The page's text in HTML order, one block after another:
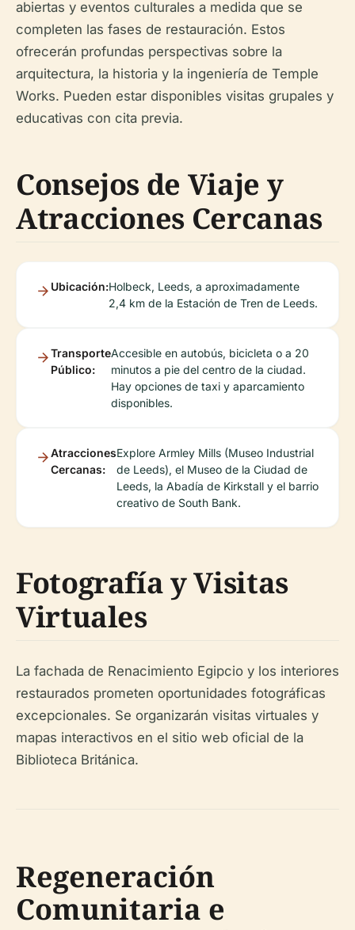
abiertas y eventos culturales a medida que se
completen las fases de restauración. Estos
ofrecerán profundas perspectivas sobre la
arquitectura, la historia y la ingeniería de Temple
Works. Pueden estar disponibles visitas grupales y
educativas con cita previa.
Consejos de Viaje y
Atracciones Cercanas
Ubicación:Holbeck, Leeds, a aproximadamente
2,4 km de la Estación de Tren de Leeds.
Transporte
Público:
Accesible en autobús, bicicleta o a 20
minutos a pie del centro de la ciudad.
Hay opciones de taxi y aparcamiento
disponibles.
Atracciones
Cercanas:
Explore Armley Mills (Museo Industrial
de Leeds), el Museo de la Ciudad de
Leeds, la Abadía de Kirkstall y el barrio
creativo de South Bank.
Fotografía y Visitas
Virtuales
La fachada de Renacimiento Egipcio y los interiores
restaurados prometen oportunidades fotográficas
excepcionales. Se organizarán visitas virtuales y
mapas interactivos en el sitio web oficial de la
Biblioteca Británica.
Regeneración
Comunitaria e